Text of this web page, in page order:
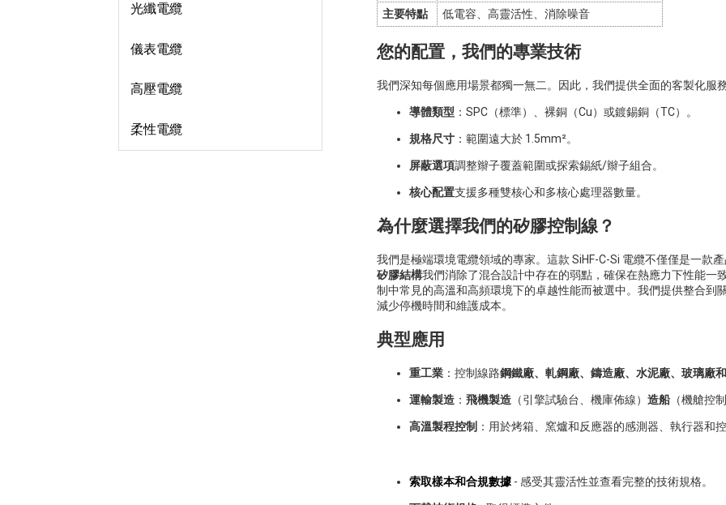
光纖電纜
儀表電纜
高壓電纜
柔性電纜
主要特點
低電容、高靈活性、消除噪音
您的配置，我們的專業技術
我們深知每個應用場景都獨一無二。因此，我們提供全面的客製化服
導體類型 ：SPC（標準）、裸銅（Cu）或鍍錫銅（TC）。
規格尺寸 ：範圍遠大於 1.5mm²。
屏蔽選項調整辮子覆蓋範圍或探索錫紙/辮子組合。
核心配置支援多種雙核心和多核心處理器數量。
為什麼選擇我們的矽膠控制線？
我們是極端環境電纜領域的專家。這款 SiHF-C-Si 電纜不僅僅是一款
矽膠結構我們消除了混合設計中存在的弱點，確保在熱應力下性能一致
制中常見的高溫和高頻環境下的卓越性能而被選中。我們提供整合到
減少停機時間和維護成本。
典型應用
重工業 ：控制線路鋼鐵廠、軋鋼廠、鑄造廠、水泥廠、玻璃廠
運輸製造 ： 飛機製造 （引擎試驗台、機庫佈線） 造船 （機艙控
高溫製程控制 ：用於烤箱、窯爐和反應器的感測器、執行器和控
索取樣本和合規數據 - 感受其靈活性並查看完整的技術規格。